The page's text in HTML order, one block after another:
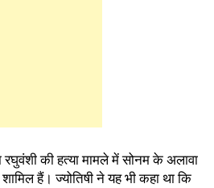
रघुवंशी की हत्या मामले में सोनम के अलावा
हैं। ज्योतिषी ने यह भी कहा था कि